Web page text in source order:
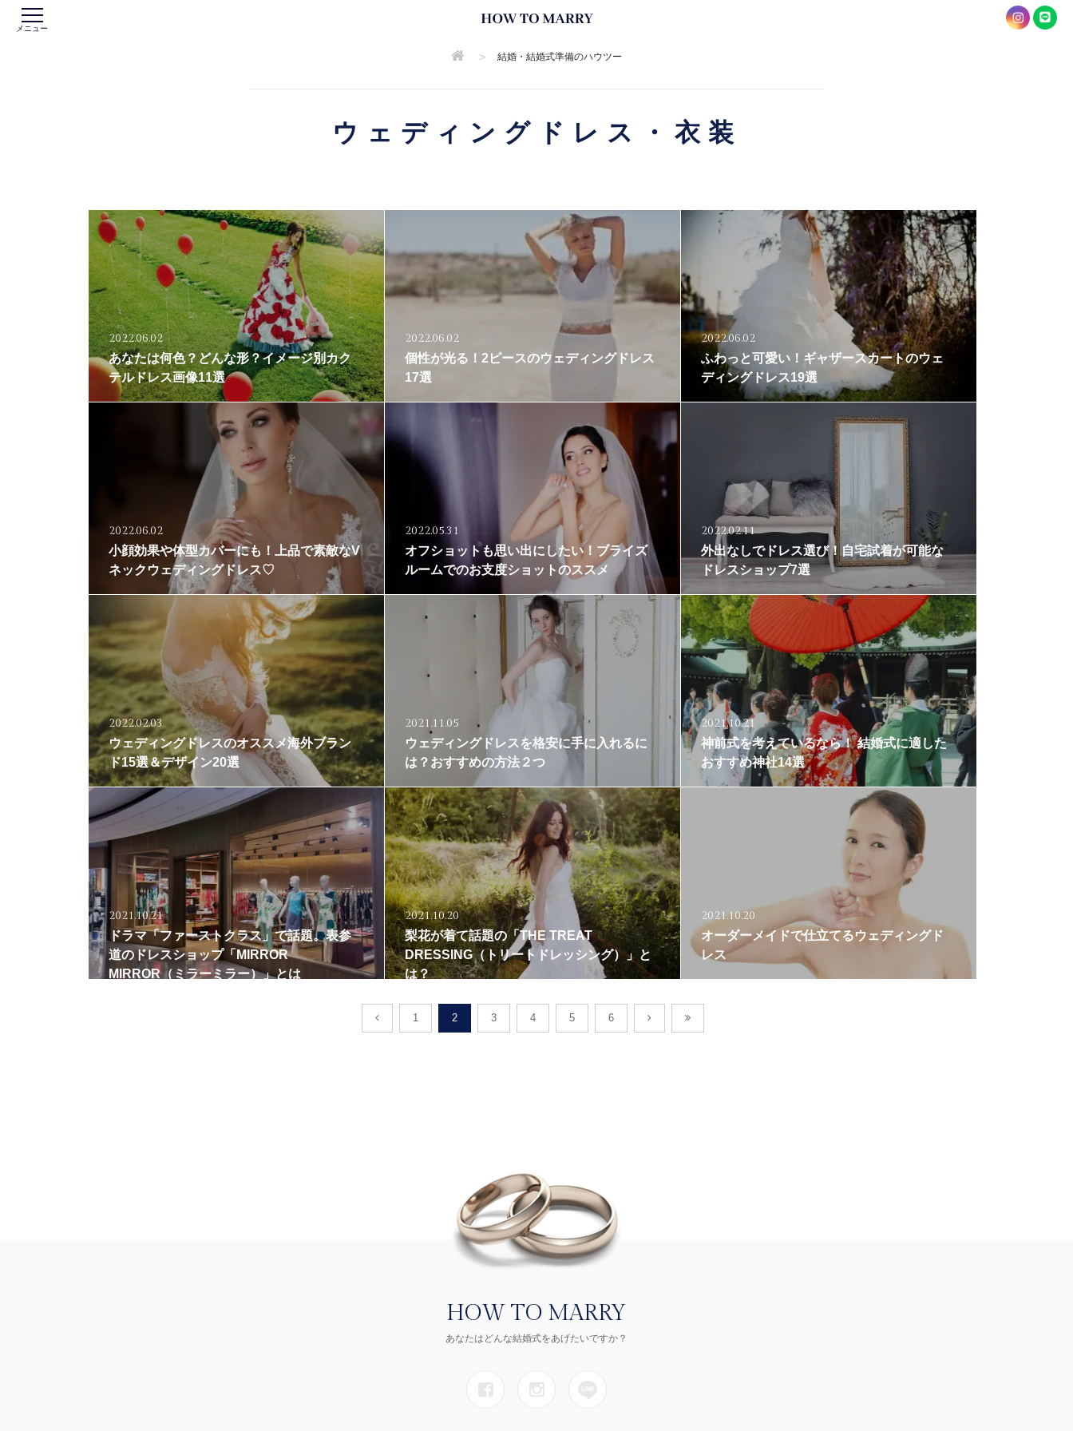
メニュー
> 結婚・結婚式準備のハウツー
ウェディングドレス・衣装
2022.06.02
あなたは何色？どんな形？イメージ別カク
テルドレス画像11選
2022.06.02
個性が光る！2ピースのウェディングドレス
17選
2022.06.02
ふわっと可愛い！ギャザースカートのウェ
ディングドレス19選
2022.06.02
小顔効果や体型カバーにも！上品で素敵なV
ネックウェディングドレス♡
2022.05.31
オフショットも思い出にしたい！ブライズ
ルームでのお支度ショットのススメ
2022.02.11
外出なしでドレス選び！自宅試着が可能な
ドレスショップ7選
2022.02.03
ウェディングドレスのオススメ海外ブラン
ド15選＆デザイン20選
2021.11.05
ウェディングドレスを格安に手に入れるに
は？おすすめの方法２つ
2021.10.21
神前式を考えているなら！ 結婚式に適した
おすすめ神社14選
2021.10.21
ドラマ「ファーストクラス」で話題。表参
道のドレスショップ「MIRROR
MIRROR（ミラーミラー）」とは
2021.10.20
梨花が着て話題の「THE TREAT
DRESSING（トリートドレッシング）」と
は？
2021.10.20
オーダーメイドで仕立てるウェディングド
レス
1 2 3 4 5 6
HOW TO MARRY
あなたはどんな結婚式をあげたいですか？